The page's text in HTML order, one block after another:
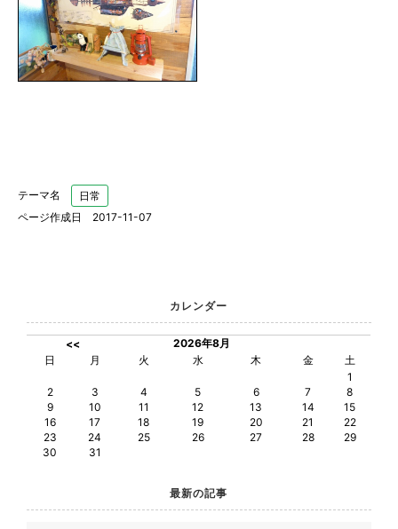
テーマ名
日常
ページ作成日 2017-11-07
カレンダー
<<
2026年8月
日
月 火 水 木 金
土
1
2
3 4 5 6 7
8
9
10 11 12 13 14
15
16
17 18 19 20 21
22
23
24 25 26 27 28
29
30
31
最新の記事